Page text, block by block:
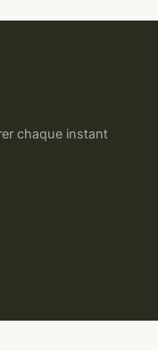
chaque instant